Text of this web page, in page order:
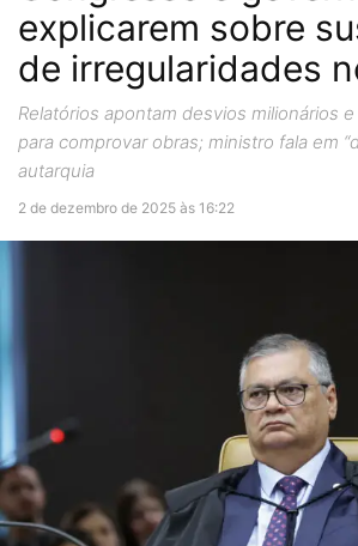
explicarem sobre
de irregularidades
Relatórios apontam desvios milionários
para comprovar obras; ministro fala em
autarquia
2 de dezembro de 2025 às 16:22